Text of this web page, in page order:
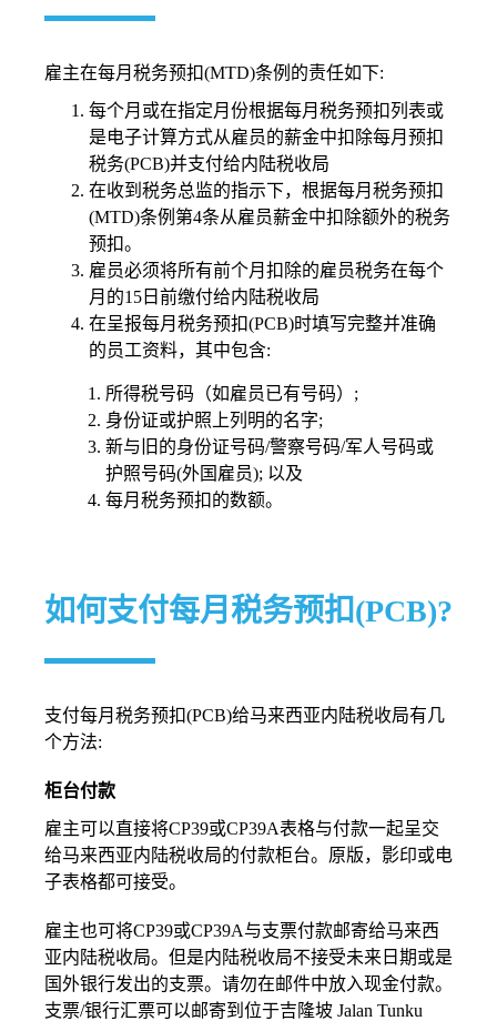
雇主在每月税务预扣(MTD)条例的责任如下:
每个月或在指定月份根据每月税务预扣列表或
是电子计算方式从雇员的薪金中扣除每月预扣
税务(PCB)并支付给内陆税收局
在收到税务总监的指示下，根据每月税务预扣
(MTD)条例第4条从雇员薪金中扣除额外的税务
预扣。
雇员必须将所有前个月扣除的雇员税务在每个
月的15日前缴付给内陆税收局
在呈报每月税务预扣(PCB)时填写完整并准确
的员工资料，其中包含:
所得税号码（如雇员已有号码）;
身份证或护照上列明的名字;
新与旧的身份证号码/警察号码/军人号码或
护照号码(外国雇员); 以及
每月税务预扣的数额。
如何支付每月税务预扣(PCB)?
支付每月税务预扣(PCB)给马来西亚内陆税收局有几
个方法:
柜台付款
雇主可以直接将CP39或CP39A表格与付款一起呈交
给马来西亚内陆税收局的付款柜台。原版，影印或电
子表格都可接受。
雇主也可将CP39或CP39A与支票付款邮寄给马来西
亚内陆税收局。但是内陆税收局不接受未来日期或是
国外银行发出的支票。请勿在邮件中放入现金付款。
支票/银行汇票可以邮寄到位于吉隆坡 Jalan Tunku